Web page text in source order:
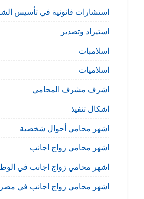
استشارات قانونية في تأسيس
استيراد وتصدير
اسلامبات
اسلاميات
اشرف مشرف المحامي
اشكال تنفيذ
اشهر محامي أحوال شخصية
اشهر محامي زواج اجانب
اشهر محامي زواج اجانب في
اشهر محامي زواج اجانب في مصر